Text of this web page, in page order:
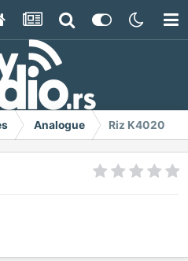
Analogue Riz K4020